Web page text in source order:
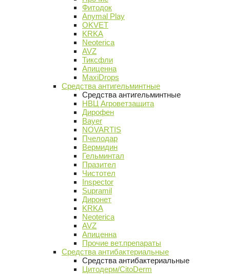
Фитодок
Anymal Play
OKVET
KRKA
Neoterica
AVZ
Тиксфли
Апиценна
MaxiDrops
Средства антигельминтные
Средства антигельминтные
НВЦ Агроветзащита
Дирофен
Bayer
NOVARTIS
Пчелодар
Вермидин
Гельминтал
Празител
Чистотел
Inspector
Supramil
Диронет
KRKA
Neoterica
AVZ
Апиценна
Прочие вет.препараты
Средства антибактериальные
Средства антибактериальные
Цитодерм/CitoDerm